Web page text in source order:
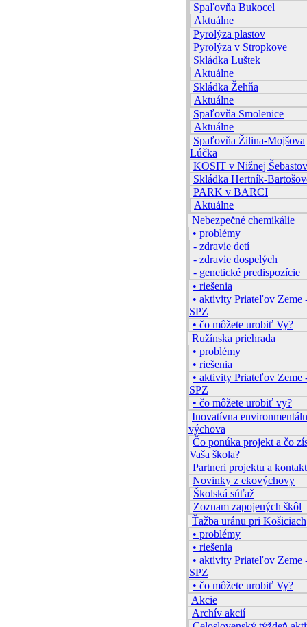
Spaľovňa Bukocel
Aktuálne
Pyrolýza plastov
Pyrolýza v Stropkove
Skládka Luštek
Aktuálne
Skládka Žehňa
Aktuálne
Spaľovňa Smolenice
Aktuálne
Spaľovňa Žilina-Mojšova
Lúčka
KOSIT v Nižnej
Skládka Hertník-
PARK v BARCI
Aktuálne
Nebezpečné chemikálie
• problémy
- zdravie detí
- zdravie dospelých
- genetické predispozície
• riešenia
• aktivity Priateľov Zeme
SPZ
• čo môžete urobiť Vy?
Ružínska priehrada
• problémy
• riešenia
• aktivity Priateľov Zeme
SPZ
• čo môžete urobiť vy?
Inovatívna
výchova
Čo ponúka projekt a čo
Vaša škola?
Partneri projektu a kontakt
Novinky z ekovýchovy
Školská súťaž
Zoznam zapojených škôl
Ťažba uránu pri Košiciach
• problémy
• riešenia
• aktivity Priateľov Zeme
SPZ
• čo môžete urobiť Vy?
Akcie
Archív akcií